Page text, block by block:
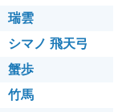
瑞雲
シマノ 飛天弓
蟹歩
竹馬